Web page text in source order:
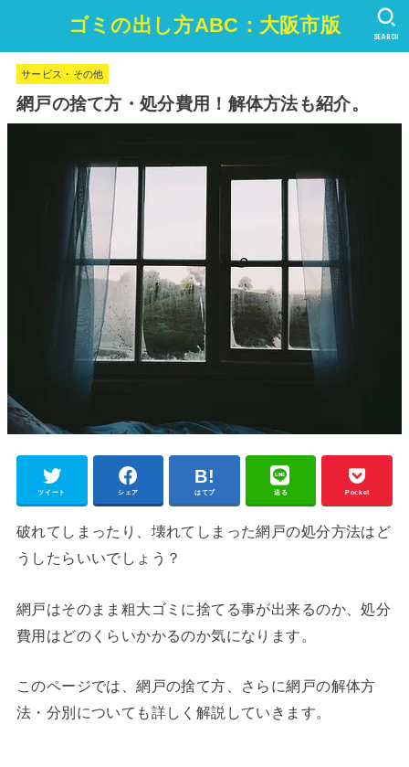
ゴミの出し方ABC：大阪市版 SEARCH
サービス・その他
網戸の捨て方・処分費用！解体方法も紹介。
ツイート シェア はてブ 送る Pocket
破れてしまったり、壊れてしまった網戸の処分方法はど
うしたらいいでしょう？
網戸はそのまま粗大ゴミに捨てる事が出来るのか、処分
費用はどのくらいかかるのか気になります。
このページでは、網戸の捨て方、さらに網戸の解体方
法・分別についても詳しく解説していきます。